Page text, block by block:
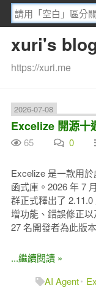
xuri's
https://xuri.me
2026-07-08
Excelize 開源十
65 0
Excelize 是一款用
函式庫。2026 年 7
群正式釋出了
增功能、錯誤修正
27 名開發者為此版
...繼續閱讀 »
AI Agent